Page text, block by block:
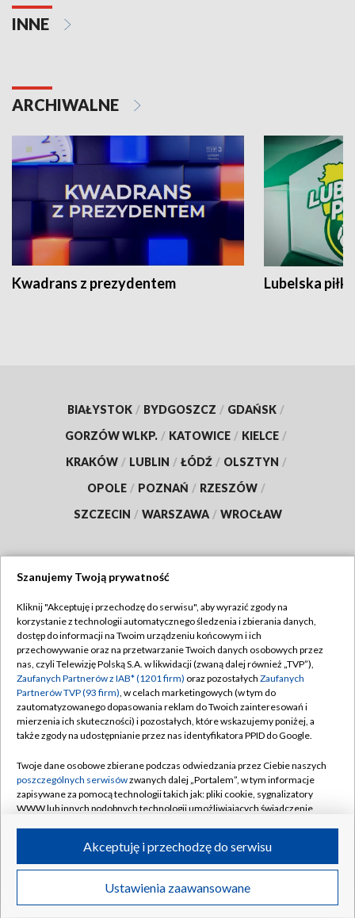
INNE
ARCHIWALNE
Kwadrans z prezydentem Lubelska piłka
BIAŁYSTOK / BYDGOSZCZ / GDAŃSK /
GORZÓW WLKP. / KATOWICE / KIELCE /
KRAKÓW / LUBLIN / ŁÓDŹ / OLSZTYN /
OPOLE / POZNAŃ / RZESZÓW /
SZCZECIN / WARSZAWA / WROCŁAW
TVP
Abonament TVP
Emisja w TVP
Centrum informacji TVP
Naziemna Telewizja Cyfrowa
Rada Programowa
System NOS
Informacje o nadawcy
Program dla prasy
Ogłoszenie przetargowe
Regulamin TVP
Polityka prywatności
Moje zgody
Pomoc
Kontakt
Kanały
©2026 Telewizja Polska S.A. w likwidacji
Szanujemy Twoją prywatność
Kliknij "Akceptuję i przechodzę do serwisu", aby wyrazić zgody na
korzystanie z technologii automatycznego śledzenia i zbierania danych,
dostęp do informacji na Twoim urządzeniu końcowym i ich
przechowywanie oraz na przetwarzanie Twoich danych osobowych przez
nas, czyli Telewizję Polską S.A. w likwidacji (zwaną dalej również „TVP”),
Zaufanych Partnerów z IAB* (1201 firm) oraz pozostałych Zaufanych
Partnerów TVP (93 firm), w celach marketingowych (w tym do
zautomatyzowanego dopasowania reklam do Twoich zainteresowań i
mierzenia ich skuteczności) i pozostałych, które wskazujemy poniżej, a
także zgody na udostępnianie przez nas identyfikatora PPID do Google.
Twoje dane osobowe zbierane podczas odwiedzania przez Ciebie naszych
poszczególnych serwisówzwanych dalej „Portalem”, w tym informacje
zapisywane za pomocą technologii takich jak: pliki cookie, sygnalizatory
WWW lub innych podobnych technologii umożliwiających świadczenie
ruchu w Internecie.
Twoje dane osobowe zbierane podczas odwiedzania przez Ciebie
poszczególnych serwisówna Portalu, takie jak adresy IP, identyfikatory
Ustawienia zaawansowane
Akceptuję i przechodzę do serwisu